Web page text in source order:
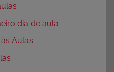
dia de aula
Aulas